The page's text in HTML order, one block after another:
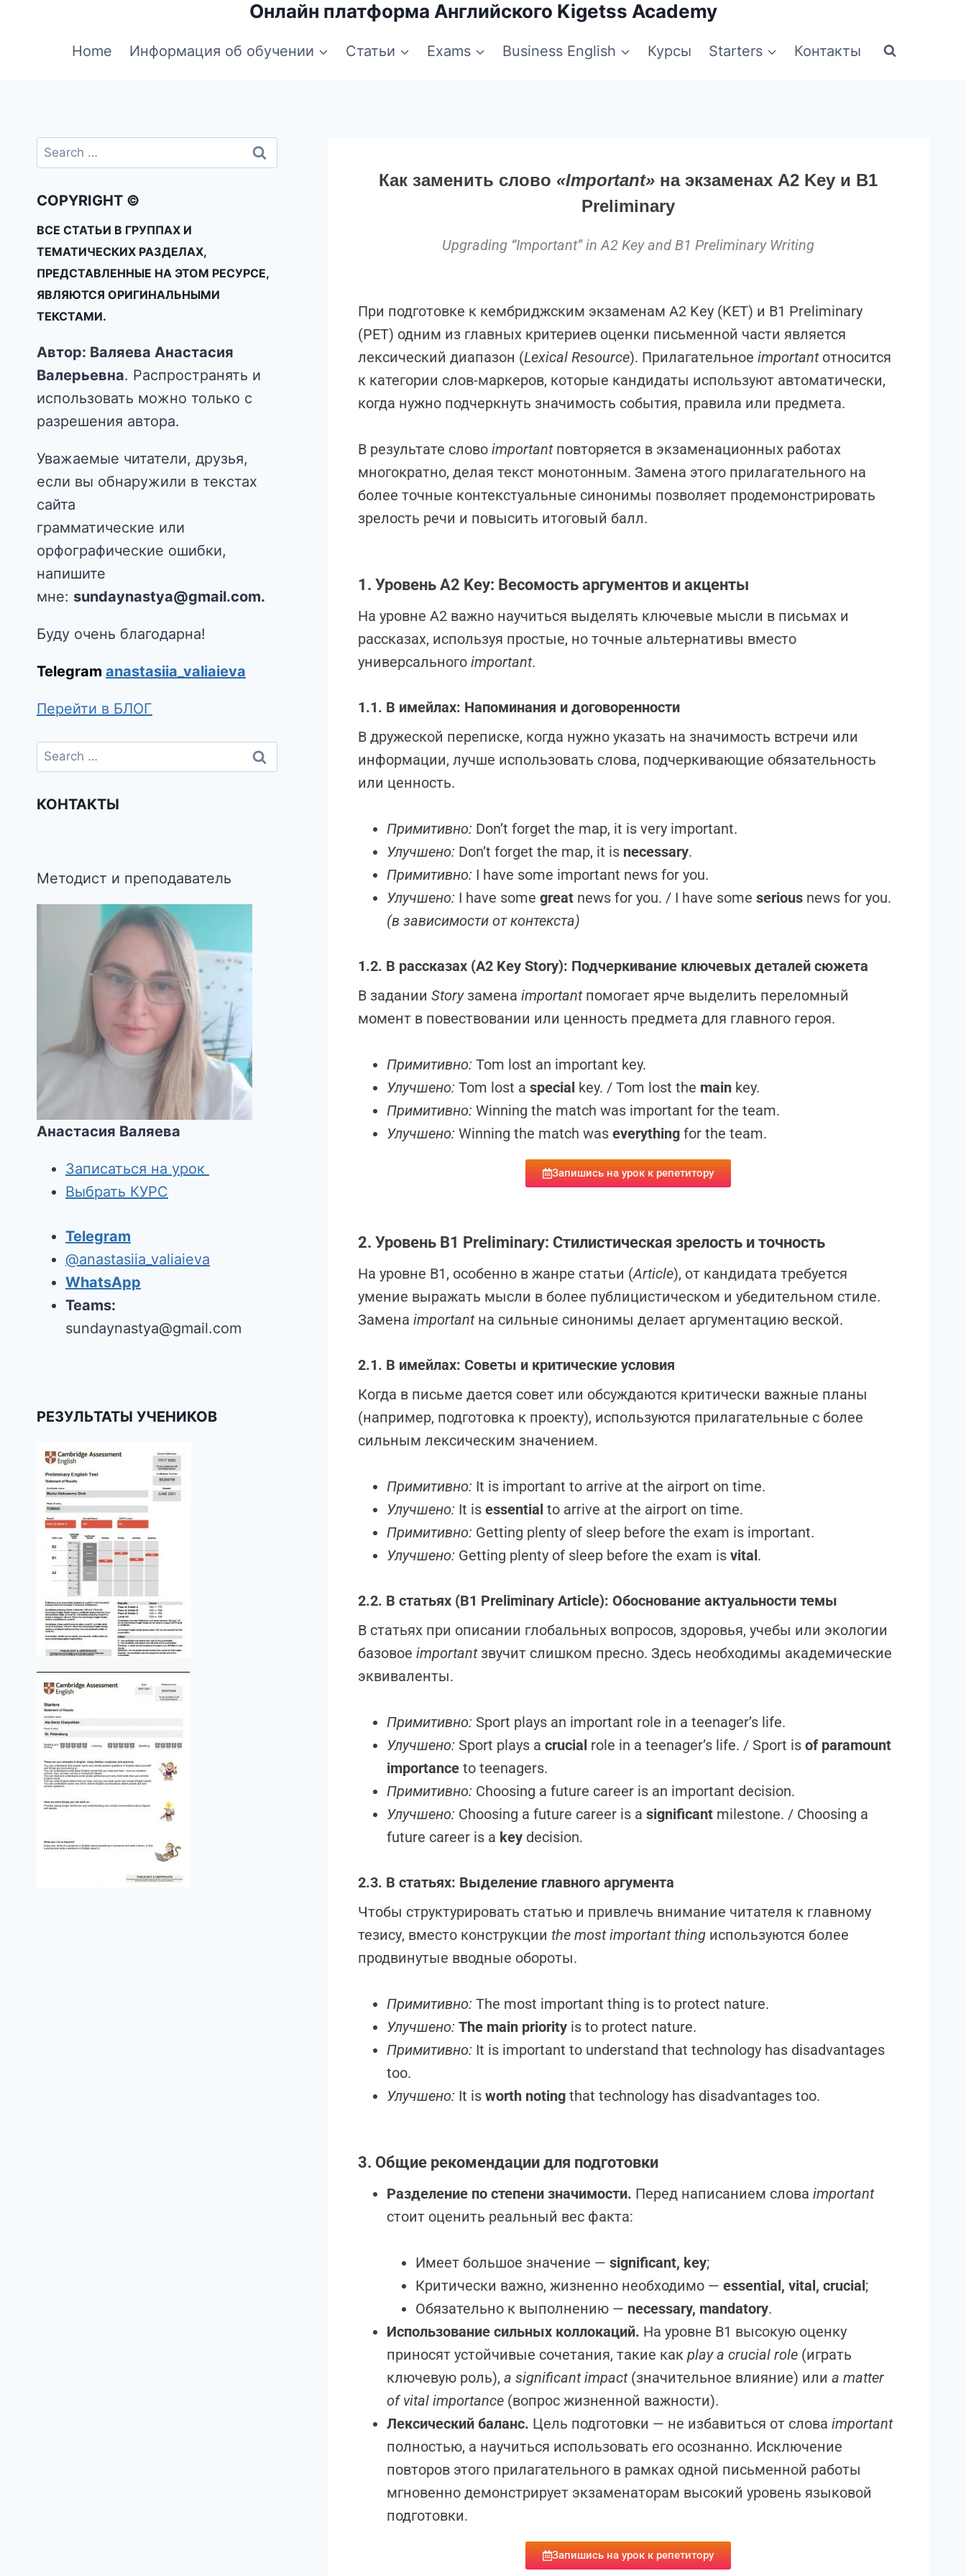
Онлайн платформа Английского Kigetss Academy
Home Информация об обучении Статьи Exams Business English Курсы Starters Контакты
Как заменить слово «Important» на экзаменах A2 Key и B1
Preliminary
Upgrading “Important” in A2 Key and B1 Preliminary Writing
При подготовке к кембриджским экзаменам A2 Key (KET) и B1 Preliminary
(PET) одним из главных критериев оценки письменной части является
лексический диапазон (Lexical Resource). Прилагательное importantотносится
к категории слов-маркеров, которые кандидаты используют автоматически,
когда нужно подчеркнуть значимость события, правила или предмета.
В результате слово importantповторяется в экзаменационных работах
многократно, делая текст монотонным. Замена этого прилагательного на
более точные контекстуальные синонимы позволяет продемонстрировать
зрелость речи и повысить итоговый балл.
1. Уровень A2 Key: Весомость аргументов и акценты
На уровне A2 важно научиться выделять ключевые мысли в письмах и
рассказах, используя простые, но точные альтернативы вместо
универсального important.
1.1. В имейлах: Напоминания и договоренности
В дружеской переписке, когда нужно указать на значимость встречи или
информации, лучше использовать слова, подчеркивающие обязательность
или ценность.
Примитивно: Don’t forget the map, it is very important.
Улучшено: Don’t forget the map, it is necessary.
Примитивно: I have some important news for you.
Улучшено: I have some greatnews for you. / I have some seriousnews for you.
(в зависимости от контекста)
1.2. В рассказах (A2 Key Story): Подчеркивание ключевых деталей сюжета
В задании Storyзамена importantпомогает ярче выделить переломный
момент в повествовании или ценность предмета для главного героя.
Примитивно: Tom lost an important key.
Улучшено: Tom lost a special key. / Tom lost the mainkey.
Примитивно: Winning the match was important for the team.
Улучшено: Winning the match was everythingfor the team.
Запишись на урок к репетитору
2. Уровень B1 Preliminary: Стилистическая зрелость и точность
На уровне B1, особенно в жанре статьи (Article), от кандидата требуется
умение выражать мысли в более публицистическом и убедительном стиле.
Замена importantна сильные синонимы делает аргументацию веской.
2.1. В имейлах: Советы и критические условия
Когда в письме дается совет или обсуждаются критически важные планы
(например, подготовка к проекту), используются прилагательные с более
сильным лексическим значением.
Примитивно: It is important to arrive at the airport on time.
Улучшено: It is essential to arrive at the airport on time.
Примитивно: Getting plenty of sleep before the exam is important.
Улучшено: Getting plenty of sleep before the exam is vital.
2.2. В статьях (B1 Preliminary Article): Обоснование актуальности темы
В статьях при описании глобальных вопросов, здоровья, учебы или экологии
базовое importantзвучит слишком пресно. Здесь необходимы академические
эквиваленты.
Примитивно: Sport plays an important role in a teenager’s life.
Улучшено: Sport plays a crucial role in a teenager’s life. / Sport is of paramount
importanceto teenagers.
Примитивно: Choosing a future career is an important decision.
Улучшено: Choosing a future career is a significantmilestone. / Choosing a
future career is a keydecision.
2.3. В статьях: Выделение главного аргумента
Чтобы структурировать статью и привлечь внимание читателя к главному
тезису, вместо конструкции the most important thingиспользуются более
продвинутые вводные обороты.
Примитивно: The most important thing is to protect nature.
Улучшено: The main priorityis to protect nature.
Примитивно: It is important to understand that technology has disadvantages
too.
Улучшено: It is worth notingthat technology has disadvantages too.
3. Общие рекомендации для подготовки
Разделение по степени значимости. Перед написанием слова important
стоит оценить реальный вес факта:
Имеет большое значение — significant, key;
Критически важно, жизненно необходимо — essential, vital, crucial;
Обязательно к выполнению — necessary, mandatory.
Использование сильных коллокаций. На уровне B1 высокую оценку
приносят устойчивые сочетания, такие как play a crucial role(играть
ключевую роль), a significant impact(значительное влияние) или a matter
of vital importance(вопрос жизненной важности).
Лексический баланс. Цель подготовки — не избавиться от слова important
полностью, а научиться использовать его осознанно. Исключение
повторов этого прилагательного в рамках одной письменной работы
мгновенно демонстрирует экзаменаторам высокий уровень языковой
подготовки.
Запишись на урок к репетитору
COPYRIGHT ©
ВСЕ СТАТЬИ В ГРУППАХ И
ТЕМАТИЧЕСКИХ РАЗДЕЛАХ,
ПРЕДСТАВЛЕННЫЕ НА ЭТОМ РЕСУРСЕ,
ЯВЛЯЮТСЯ ОРИГИНАЛЬНЫМИ
ТЕКСТАМИ.
Автор: Валяева Анастасия
Валерьевна. Распространять и
использовать можно только с
разрешения автора.
Уважаемые читатели, друзья,
если вы обнаружили в текстах
сайта
грамматические или
орфографические ошибки,
напишите
мне: sundaynastya@gmail.com.
Буду очень благодарна!
Telegram anastasiia_valiaieva
Перейти в БЛОГ
КОНТАКТЫ
Методист и преподаватель
Анастасия Валяева
Записаться на урок
Выбрать КУРС
Telegram
@anastasiia_valiaieva
WhatsApp
Teams:
sundaynastya@gmail.com
РЕЗУЛЬТАТЫ УЧЕНИКОВ